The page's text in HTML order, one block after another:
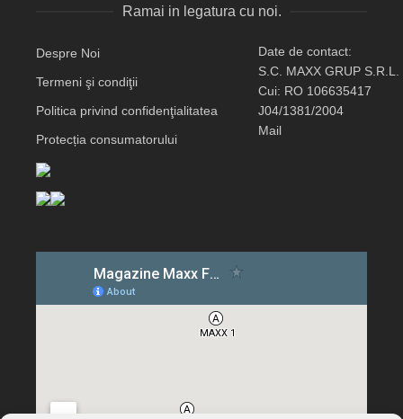
Ramai in legatura cu noi.
Despre Noi
Termeni şi condiţii
Politica privind confidenţialitatea
Protecția consumatorului
Date de contact:
S.C. MAXX GRUP S.R.L.
Cui: RO 106635417
J04/1381/2004
Mail